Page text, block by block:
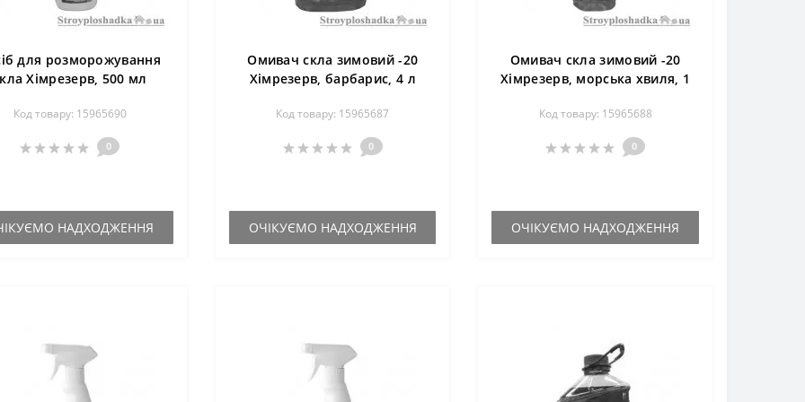
для розморожування
Хімрезерв, 500 мл
Код товару: 15965690
0
НАДХОДЖЕННЯ
Омивач скла зимовий -20
Хімрезерв, барбарис, 4 л
Код товару: 15965687
0
ОЧІКУЄМО НАДХОДЖЕННЯ
Омивач скла зимовий -20
Хімрезерв, морська хвиля, 1
Код товару: 15965688
0
ОЧІКУЄМО НАДХОДЖЕННЯ